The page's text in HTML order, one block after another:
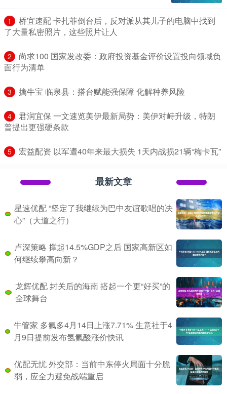
1
​桥宜速配 卡扎菲倒台后，反对派从其儿子的电脑中找到
了大量私密照片，这些照片让人
2
​尚求100 国家发改委：政府投资基金评价设置投向领域负
面行为清单
3 ​擒牛宝 临泉县：搭台赋能强保障 化解种养风险
4
​君润宜保 一文速览美伊最新局势：美伊对峙升级，特朗
普提出更强硬条款
5 ​宏益配资 以军遭40年来最大损失 1天内战损21辆“梅卡瓦”
最新文章
星速优配 “坚定了我继续为巴中友谊歌唱的决
心”（大道之行）
卢深策略 撑起14.5%GDP之后 国家高新区如
何继续攀高向新？
龙辉优配 封关后的海南 搭起一个更“好买”的
全球舞台
牛管家 多氟多4月14日上涨7.71% 生意社于4
月9日提前发布氢氟酸涨价快讯
优配无忧 外交部：当前中东停火局面十分脆
弱，应全力避免战端重启